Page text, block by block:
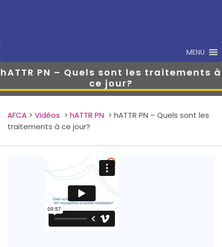
MENU
hATTR PN – Quels sont les traitements à
ce jour?
AFCA > Vidéos > hATTR PN > hATTR PN – Quels sont les
traitements à ce jour?